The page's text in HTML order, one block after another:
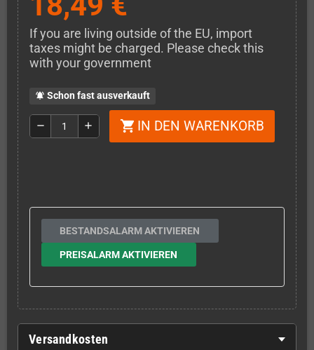
If you are living outside of the EU, import
taxes might be charged. Please check this
with your government
notifications_active Schon fast ausverkauft
remove add shopping_cart IN DEN WARENKORB
BESTANDSALARM AKTIVIEREN
PREISALARM AKTIVIEREN
Versandkosten